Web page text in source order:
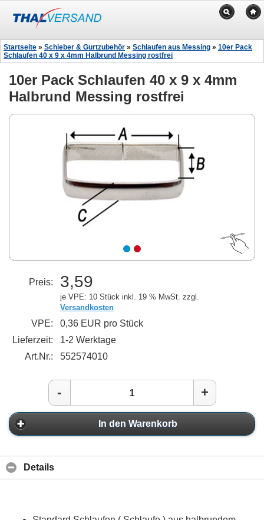
Startseite » Schieber & Gurtzubehör » Schlaufen aus Messing » 10er Pack
Schlaufen 40 x 9 x 4mm Halbrund Messing rostfrei
10er Pack Schlaufen 40 x 9 x 4mm
Halbrund Messing rostfrei
Preis: 3,59
je VPE: 10 Stück inkl. 19 % MwSt. zzgl.
Versandkosten
VPE:
0,36 EUR pro Stück
Lieferzeit:
1-2 Werktage
Art.Nr.:
552574010
- +
In den Warenkorb
Details